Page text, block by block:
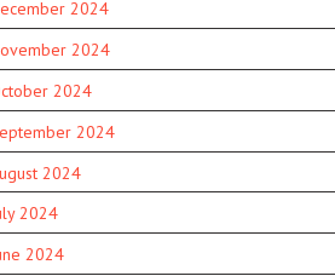
2024
2024
2024
2024
2024
2024
2024